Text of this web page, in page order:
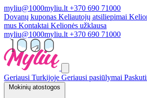
myliu@1000myliu.lt +370 690 71000
Dovanų kuponas Keliautojų atsiliepimai
mus Kontaktai Kelionės užklausa
myliu@1000myliu.lt +370 690 71000
Geriausi Turkijoje Geriausi pasiūlymai
Mokinių atostogos